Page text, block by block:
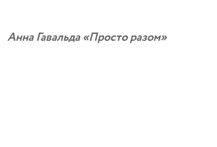
Анна Гавальда «Просто разом»